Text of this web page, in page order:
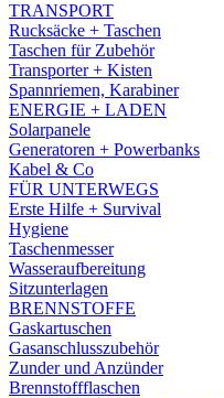
TRANSPORT
Rucksäcke + Taschen
Taschen für Zubehör
Transporter + Kisten
Spannriemen, Karabiner
ENERGIE + LADEN
Solarpanele
Generatoren + Powerbanks
Kabel & Co
FÜR UNTERWEGS
Erste Hilfe + Survival
Hygiene
Taschenmesser
Wasseraufbereitung
Sitzunterlagen
BRENNSTOFFE
Gaskartuschen
Gasanschlusszubehör
Zunder und Anzünder
Brennstoffflaschen